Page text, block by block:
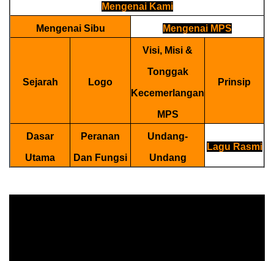
Mengenai Kami
Mengenai Sibu Mengenai MPS
Sejarah Logo
Visi, Misi &
Tonggak
Kecemerlangan
MPS
Prinsip
Dasar
Utama
Peranan
Dan Fungsi
Undang-
Undang
Lagu Rasmi